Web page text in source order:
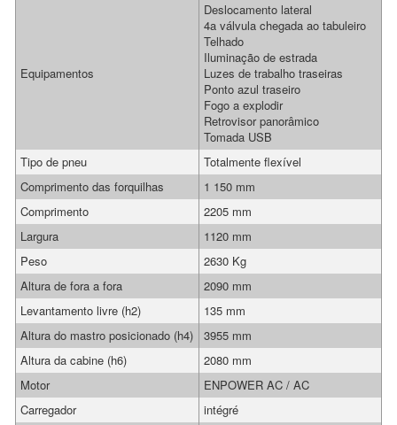
Equipamentos
Deslocamento lateral
4a válvula chegada ao tabuleiro
Telhado
Iluminação de estrada
Luzes de trabalho traseiras
Ponto azul traseiro
Fogo a explodir
Retrovisor panorâmico
Tomada USB
Tipo de pneu
Totalmente flexível
Comprimento das forquilhas
1 150 mm
Comprimento
2205 mm
Largura
1120 mm
Peso
2630 Kg
Altura de fora a fora
2090 mm
Levantamento livre (h2)
135 mm
Altura do mastro posicionado (h4)
3955 mm
Altura da cabine (h6)
2080 mm
Motor
ENPOWER AC / AC
Carregador
intégré